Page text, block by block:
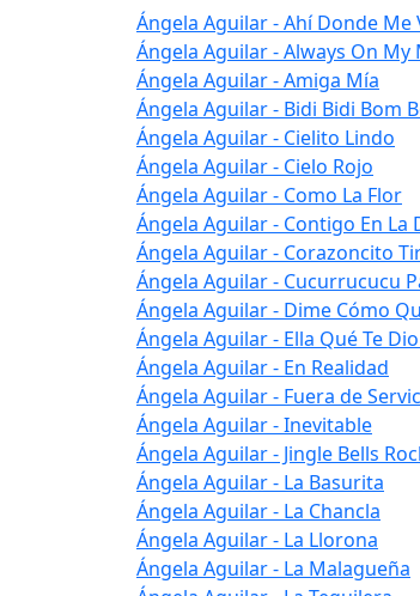
Ángela Aguilar - Ahí Donde Me
Ángela Aguilar - Always On My
Ángela Aguilar - Amiga Mía
Ángela Aguilar - Bidi Bidi Bom
Ángela Aguilar - Cielito Lindo
Ángela Aguilar - Cielo Rojo
Ángela Aguilar - Como La Flor
Ángela Aguilar - Contigo En La
Ángela Aguilar - Corazoncito
Ángela Aguilar - Cucurrucucu
Ángela Aguilar - Dime Cómo
Ángela Aguilar - Ella Qué Te Dio
Ángela Aguilar - En Realidad
Ángela Aguilar - Fuera de
Ángela Aguilar - Inevitable
Ángela Aguilar - Jingle Bells
Ángela Aguilar - La Basurita
Ángela Aguilar - La Chancla
Ángela Aguilar - La Llorona
Ángela Aguilar - La Malagueña